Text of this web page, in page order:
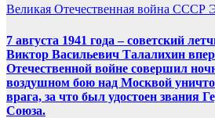
Великая Отечественная война СССР
7 августа 1941 года – советский
Виктор Васильевич Талалихин
Отечественной войне совершил
воздушном бою над Москвой
врага, за что был удостоен звания
Союза.